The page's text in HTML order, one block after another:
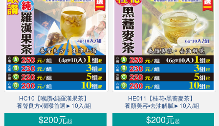
HC10【喉讚▪純羅漢果茶】
養聲良方▪潤喉首選►10入/組
$200元起
HE011【桂花▪黑蕎麥茶】
養顏美容▪去油解膩►10入/組
$200元起